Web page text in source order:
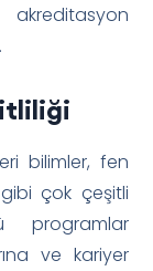
akreditasyon
bilimler, fen
çok çeşitli
programlar
ve kariyer